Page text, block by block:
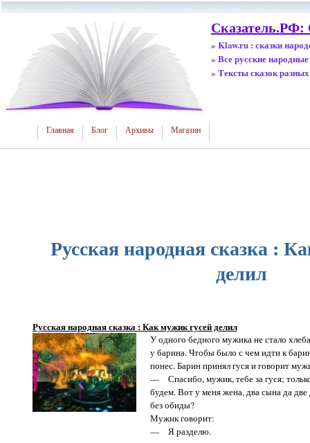
Сказатель.РФ:
» Klaw.ru : сказки
» Все русские народные
» Тексты сказок
Главная Блог Архивы Магазин
Русская народная сказка :
делил
Русская народная сказка : Как мужик гусей делил
У одного бедного мужика не стало
у барина. Чтобы было с чем идти к
понес. Барин принял гуся и говорит
— Спасибо, мужик, тебе за гуся;
будем. Вот у меня жена, два сына да
без обиды?
Мужик говорит:
— Я разделю.